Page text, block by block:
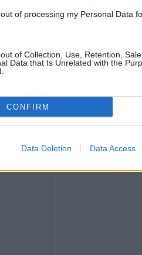
of processing my Personal Data
of Collection, Use, Retention,
Data that Is Unrelated with the
CONFIRM
Data Deletion Data Access
2,99 euro e un’estate di
Registrati
Gallerie Fotografiche
Web TV